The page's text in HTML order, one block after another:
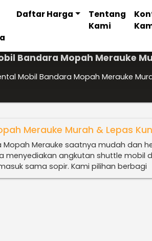
Daftar Harga
Tentang
Kami
Bandara Mopah Merauke
Mobil Bandara Mopah Merauke
Merauke Murah & Lepas
Mopah Merauke saatnya mudah dan
menyediakan angkutan shuttle mobil
sama sopir. Kami pilihan berbagi